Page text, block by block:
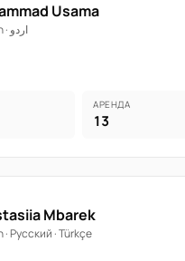
Usama
English · اردو
АРЕНДА
13
Mbarek
· Русский · Türkçe